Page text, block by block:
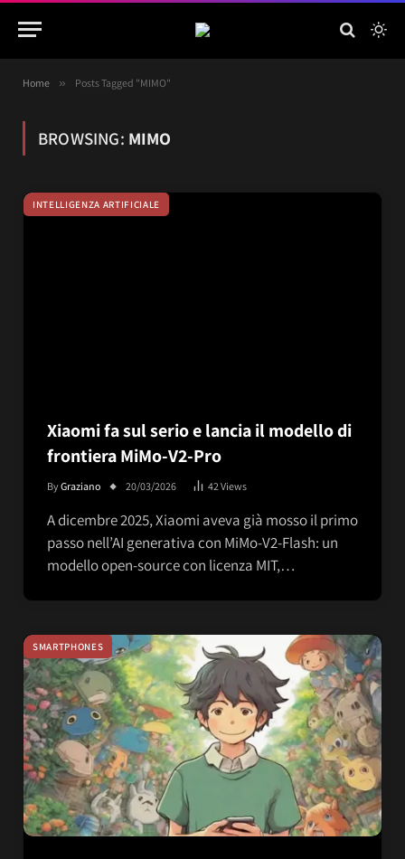
Home » Posts Tagged "MIMO"
BROWSING: MIMO
INTELLIGENZA ARTIFICIALE
Xiaomi fa sul serio e lancia il modello di
frontiera MiMo-V2-Pro
ByGraziano 20/03/2026 42 Views
A dicembre 2025, Xiaomi aveva già mosso il primo
passo nell’AI generativa con MiMo-V2-Flash: un
modello open-source con licenza MIT,…
SMARTPHONES